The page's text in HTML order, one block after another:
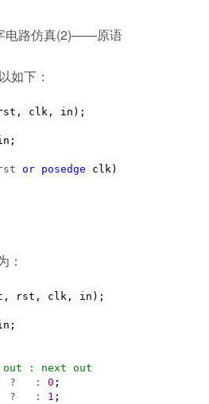
下：
or posedge
: next out
?   :
0 ;
?   :
1 ;